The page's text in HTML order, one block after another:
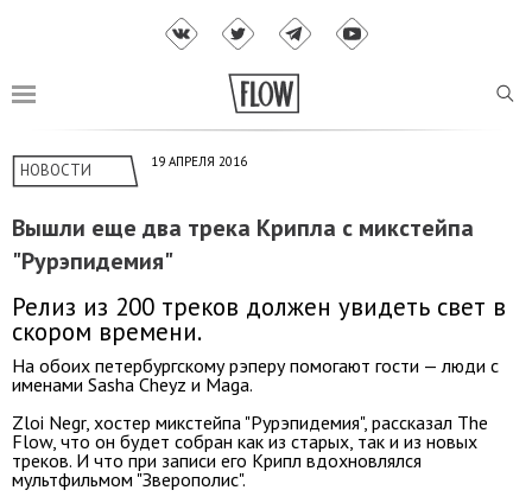
НОВОСТИ 19 АПРЕЛЯ 2016
Вышли еще два трека Крипла с микстейпа
"Рурэпидемия"
Релиз из 200 треков должен увидеть свет в
скором времени.
На обоих петербургскому рэперу помогают гости — люди с
именами Sasha Cheyz и Maga.
Zloi Negr, хостер микстейпа "Рурэпидемия", рассказал The
Flow, что он будет собран как из старых, так и из новых
треков. И что при записи его Крипл вдохновлялся
мультфильмом "Зверополис".